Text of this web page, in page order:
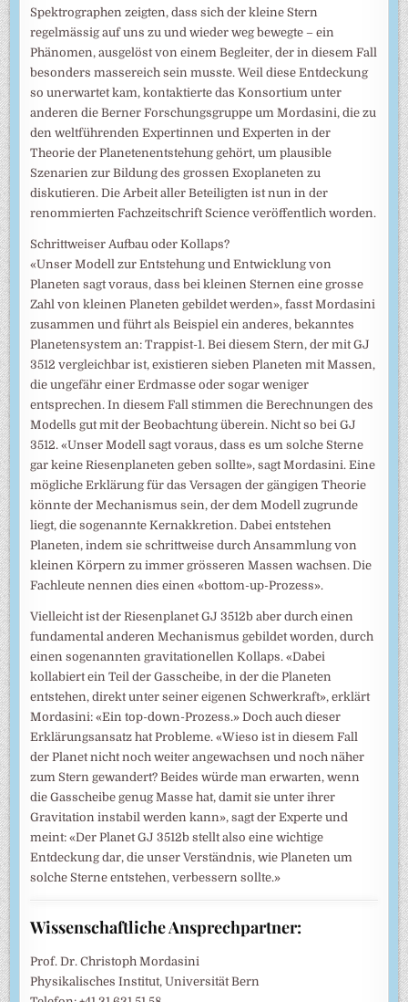
Spektrographen zeigten, dass sich der kleine Stern
regelmässig auf uns zu und wieder weg bewegte – ein
Phänomen, ausgelöst von einem Begleiter, der in diesem Fall
besonders massereich sein musste. Weil diese Entdeckung
so unerwartet kam, kontaktierte das Konsortium unter
anderen die Berner Forschungsgruppe um Mordasini, die zu
den weltführenden Expertinnen und Experten in der
Theorie der Planetenentstehung gehört, um plausible
Szenarien zur Bildung des grossen Exoplaneten zu
diskutieren. Die Arbeit aller Beteiligten ist nun in der
renommierten Fachzeitschrift Science veröffentlich worden.
Schrittweiser Aufbau oder Kollaps?
«Unser Modell zur Entstehung und Entwicklung von
Planeten sagt voraus, dass bei kleinen Sternen eine grosse
Zahl von kleinen Planeten gebildet werden», fasst Mordasini
zusammen und führt als Beispiel ein anderes, bekanntes
Planetensystem an: Trappist-1. Bei diesem Stern, der mit GJ
3512 vergleichbar ist, existieren sieben Planeten mit Massen,
die ungefähr einer Erdmasse oder sogar weniger
entsprechen. In diesem Fall stimmen die Berechnungen des
Modells gut mit der Beobachtung überein. Nicht so bei GJ
3512. «Unser Modell sagt voraus, dass es um solche Sterne
gar keine Riesenplaneten geben sollte», sagt Mordasini. Eine
mögliche Erklärung für das Versagen der gängigen Theorie
könnte der Mechanismus sein, der dem Modell zugrunde
liegt, die sogenannte Kernakkretion. Dabei entstehen
Planeten, indem sie schrittweise durch Ansammlung von
kleinen Körpern zu immer grösseren Massen wachsen. Die
Fachleute nennen dies einen «bottom-up-Prozess».
Vielleicht ist der Riesenplanet GJ 3512b aber durch einen
fundamental anderen Mechanismus gebildet worden, durch
einen sogenannten gravitationellen Kollaps. «Dabei
kollabiert ein Teil der Gasscheibe, in der die Planeten
entstehen, direkt unter seiner eigenen Schwerkraft», erklärt
Mordasini: «Ein top-down-Prozess.» Doch auch dieser
Erklärungsansatz hat Probleme. «Wieso ist in diesem Fall
der Planet nicht noch weiter angewachsen und noch näher
zum Stern gewandert? Beides würde man erwarten, wenn
die Gasscheibe genug Masse hat, damit sie unter ihrer
Gravitation instabil werden kann», sagt der Experte und
meint: «Der Planet GJ 3512b stellt also eine wichtige
Entdeckung dar, die unser Verständnis, wie Planeten um
solche Sterne entstehen, verbessern sollte.»
Wissenschaftliche Ansprechpartner:
Prof. Dr. Christoph Mordasini
Physikalisches Institut, Universität Bern